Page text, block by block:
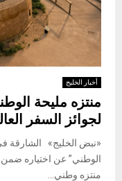
أخبار الخليج
منتزه مليحة
لجوائز السفر
الوطني” عن اختياره ضمن
منتزه وطني...